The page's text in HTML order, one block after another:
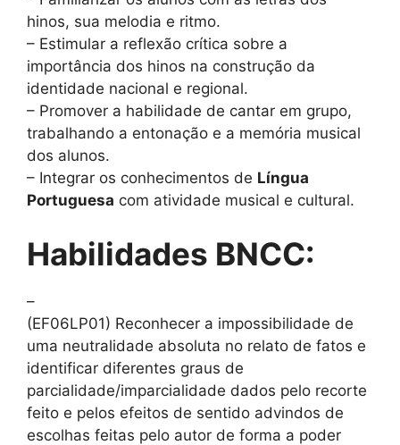
hinos, sua melodia e ritmo.
– Estimular a reflexão crítica sobre a
importância dos hinos na construção da
identidade nacional e regional.
– Promover a habilidade de cantar em grupo,
trabalhando a entonação e a memória musical
dos alunos.
– Integrar os conhecimentos de Língua
Portuguesa com atividade musical e cultural.
Habilidades BNCC:
–
(EF06LP01) Reconhecer a impossibilidade de
uma neutralidade absoluta no relato de fatos e
identificar diferentes graus de
parcialidade/imparcialidade dados pelo recorte
feito e pelos efeitos de sentido advindos de
escolhas feitas pelo autor de forma a poder